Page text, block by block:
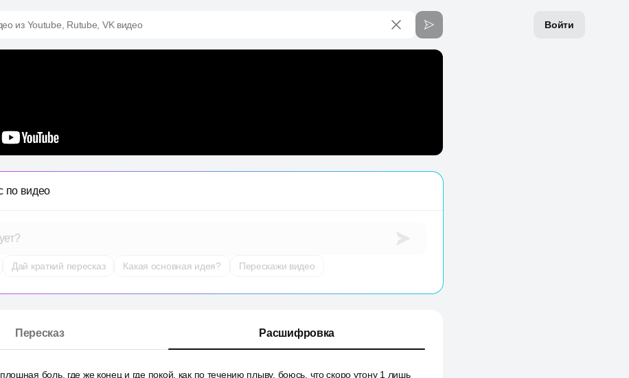
Войти
из Youtube, Rutube, VK видео
по видео
Дай краткий пересказ Какая основная идея? Перескажи видео
Пересказ Расшифровка
боль, где же конец и где покой, как по течению плыву, боюсь, что скоро утону 1 лишь